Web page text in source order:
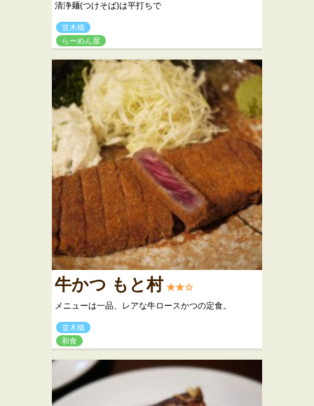
清浄麺(つけそば)は平打ちで
並木橋
らーめん屋
牛かつ もと村 ★★☆
メニューは一品、レアな牛ロースかつの定食。
並木橋
和食